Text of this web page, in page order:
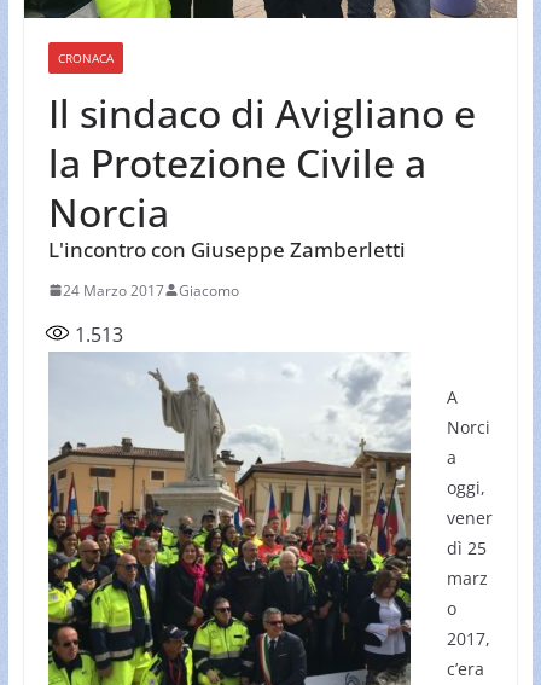
CRONACA
Il sindaco di Avigliano e
la Protezione Civile a
Norcia
L'incontro con Giuseppe Zamberletti
24 Marzo 2017 Giacomo
1.513
A
Norci
a
oggi,
vener
dì 25
marz
o
2017,
c’era